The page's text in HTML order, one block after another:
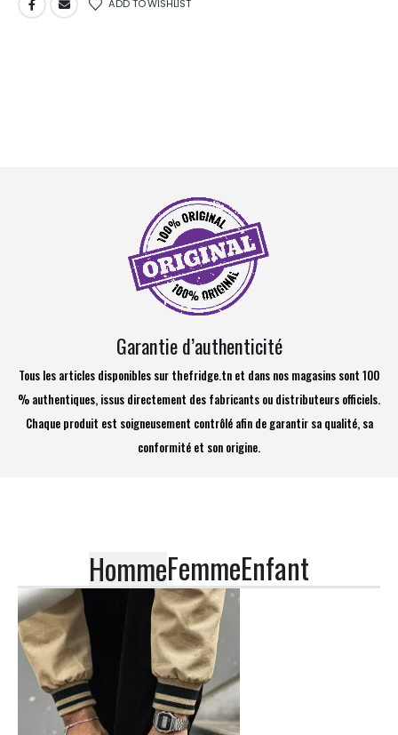
ADD TO WISHLIST
Garantie d’authenticité
Tous les articles disponibles sur thefridge.tn et dans nos magasins sont 100
% authentiques, issus directement des fabricants ou distributeurs officiels.
Chaque produit est soigneusement contrôlé afin de garantir sa qualité, sa
conformité et son origine.
HommeFemmeEnfant